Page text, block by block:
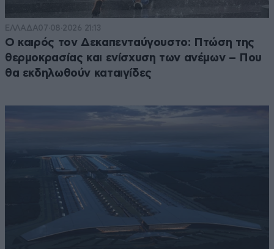
ΕΛΛΑΔΑ07·08·2026 21:13
Ο καιρός τον Δεκαπενταύγουστο: Πτώση της
θερμοκρασίας και ενίσχυση των ανέμων – Που
θα εκδηλωθούν καταιγίδες